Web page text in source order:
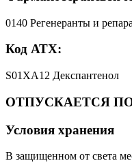
0140 Регенеранты и
Код АТХ:
S01XA12 Декспантенол
ОТПУСКАЕТСЯ
Условия хранения
В защищенном от света